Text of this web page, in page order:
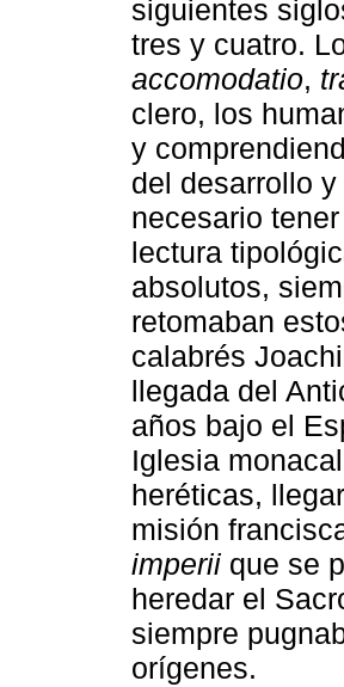
siguientes
tres y cuatro.
accomodatio,
clero, los
y
del desarrollo
necesario
lectura
absolutos,
retomaban
calabrés
llegada del
años bajo el
Iglesia
heréticas,
misión
imperii que se
heredar el
siempre
orígenes.